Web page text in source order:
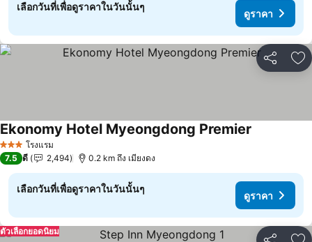
เลือกวันที่เพื่อดูราคาในวันนั้นๆ
ดูราคา
แชร์ เ
3 ดาว โรงแรม
Ekonomy Hotel Myeongdong Premier
7.5 ดี 2,494 0.2 km ถึง เมียงดง
เลือกวันที่เพื่อดูราคาในวันนั้นๆ
ดูราคา
ตัวเลือกยอดนิยม